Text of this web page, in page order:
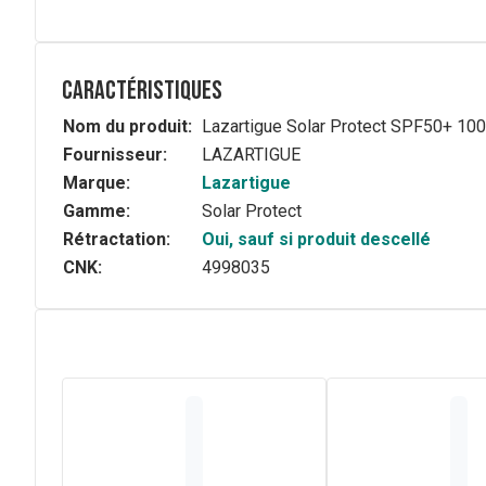
Caractéristiques
Nom du produit: Lazartigue Solar Protect SPF50+
Fournisseur:
LAZARTIGUE
Marque:
Lazartigue
Gamme:
Solar Protect
Rétractation:
Oui, sauf si produit descellé
CNK:
4998035